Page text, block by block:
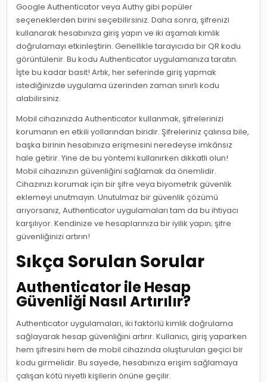
Google Authenticator veya Authy gibi popüler
seçeneklerden birini seçebilirsiniz. Daha sonra, şifrenizi
kullanarak hesabınıza giriş yapın ve iki aşamalı kimlik
doğrulamayı etkinleştirin. Genellikle tarayıcıda bir QR kodu
görüntülenir. Bu kodu Authenticator uygulamanıza taratın.
İşte bu kadar basit! Artık, her seferinde giriş yapmak
istediğinizde uygulama üzerinden zaman sınırlı kodu
alabilirsiniz.
Mobil cihazınızda Authenticator kullanmak, şifrelerinizi
korumanın en etkili yollarından biridir. Şifreleriniz çalınsa bile,
başka birinin hesabınıza erişmesini neredeyse imkânsız
hale getirir. Yine de bu yöntemi kullanırken dikkatli olun!
Mobil cihazınızın güvenliğini sağlamak da önemlidir.
Cihazınızı korumak için bir şifre veya biyometrik güvenlik
eklemeyi unutmayın. Unutulmaz bir güvenlik çözümü
arıyorsanız, Authenticator uygulamaları tam da bu ihtiyacı
karşılıyor. Kendinize ve hesaplarınıza bir iyilik yapın; şifre
güvenliğinizi artırın!
Sıkça Sorulan Sorular
Authenticator ile Hesap
Güvenliği Nasıl Artırılır?
Authenticator uygulamaları, iki faktörlü kimlik doğrulama
sağlayarak hesap güvenliğini artırır. Kullanıcı, giriş yaparken
hem şifresini hem de mobil cihazında oluşturulan geçici bir
kodu girmelidir. Bu sayede, hesabınıza erişim sağlamaya
çalışan kötü niyetli kişilerin önüne geçilir.